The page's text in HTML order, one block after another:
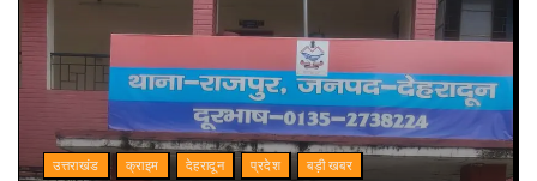
उत्तराखंड क्राइम देहरादून प्रदेश बड़ी खबर